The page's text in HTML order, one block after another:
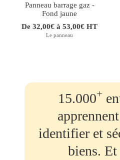
Panneau barrage gaz -
Fond jaune
De 32,00€ à 53,00€ HT
Le panneau
15.000+
identifier et
biens. Et